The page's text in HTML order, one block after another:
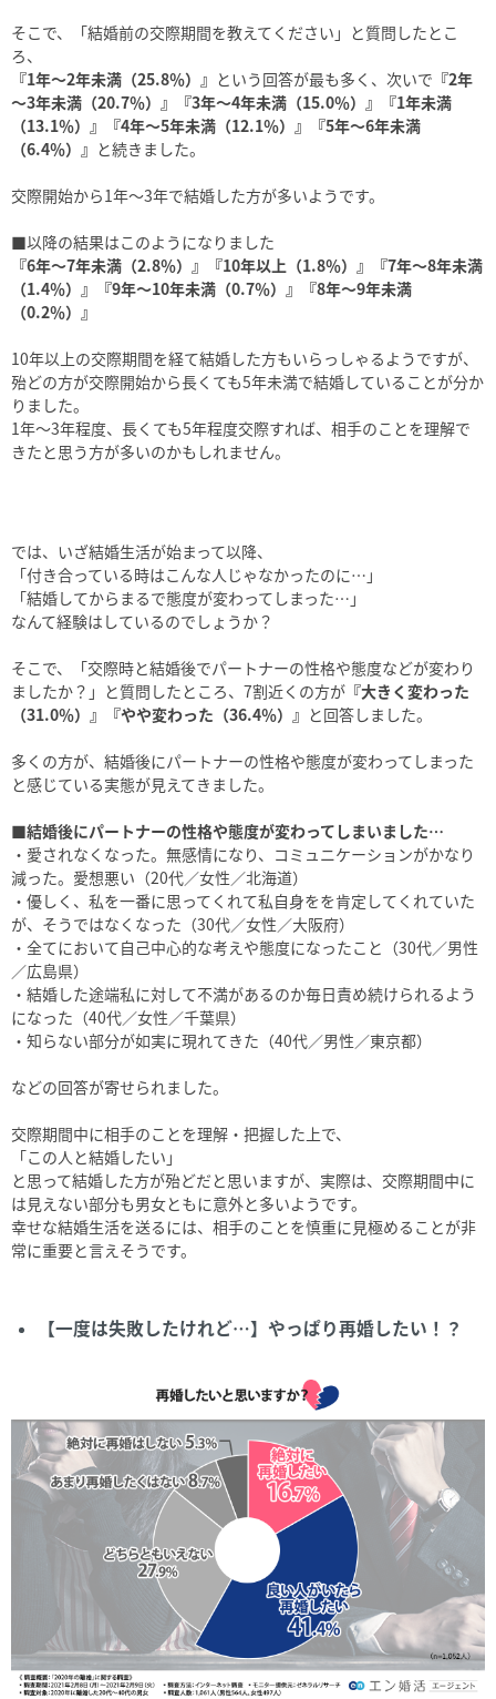
そこで、「結婚前の交際期間を教えてください」と質問したとこ
ろ、
『1年～2年未満（25.8％）』 という回答が最も多く、次いで 『2年
～3年未満（20.7％）』『3年～4年未満（15.0％）』『1年未満
（13.1％）』『4年～5年未満（12.1％）』『5年～6年未満
（6.4％）』 と続きました。
交際開始から1年～3年で結婚した方が多いようです。
■以降の結果はこのようになりました
『6年～7年未満（2.8％）』『10年以上（1.8％）』『7年～8年未満
（1.4％）』『9年～10年未満（0.7％）』『8年～9年未満
（0.2％）』
10年以上の交際期間を経て結婚した方もいらっしゃるようですが、
殆どの方が交際開始から長くても5年未満で結婚していることが分か
りました。
1年～3年程度、長くても5年程度交際すれば、相手のことを理解で
きたと思う方が多いのかもしれません。
では、いざ結婚生活が始まって以降、
「付き合っている時はこんな人じゃなかったのに…」
「結婚してからまるで態度が変わってしまった…」
なんて経験はしているのでしょうか？
そこで、「交際時と結婚後でパートナーの性格や態度などが変わり
ましたか？」と質問したところ、7割近くの方が 『大きく変わった
（31.0％）』『やや変わった（36.4％）』 と回答しました。
多くの方が、結婚後にパートナーの性格や態度が変わってしまった
と感じている実態が見えてきました。
■結婚後にパートナーの性格や態度が変わってしまいました…
・愛されなくなった。無感情になり、コミュニケーションがかなり
減った。愛想悪い（20代／女性／北海道）
・優しく、私を一番に思ってくれて私自身をを肯定してくれていた
が、そうではなくなった（30代／女性／大阪府）
・全てにおいて自己中心的な考えや態度になったこと（30代／男性
／広島県）
・結婚した途端私に対して不満があるのか毎日責め続けられるよう
になった（40代／女性／千葉県）
・知らない部分が如実に現れてきた（40代／男性／東京都）
などの回答が寄せられました。
交際期間中に相手のことを理解・把握した上で、
「この人と結婚したい」
と思って結婚した方が殆どだと思いますが、実際は、交際期間中に
は見えない部分も男女ともに意外と多いようです。
幸せな結婚生活を送るには、相手のことを慎重に見極めることが非
常に重要と言えそうです。
【一度は失敗したけれど…】やっぱり再婚したい！？